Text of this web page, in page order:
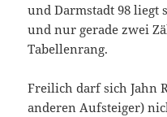
und Darmstadt 98 liegt
und nur gerade zwei
Tabellenrang.
Freilich darf sich Jahn
anderen Aufsteiger)